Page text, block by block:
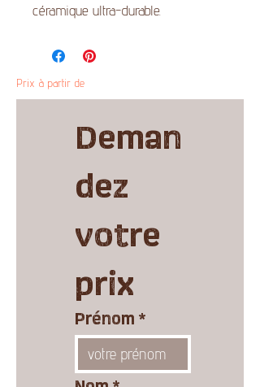
céramique ultra-durable.
Prix à partir de
Deman
dez
votre
prix
Prénom *